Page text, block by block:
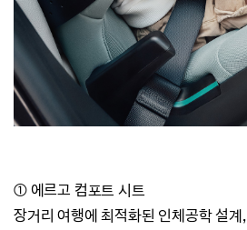
① 에르고 컴포트 시트
장거리 여행에 최적화된 인체공학 설계,